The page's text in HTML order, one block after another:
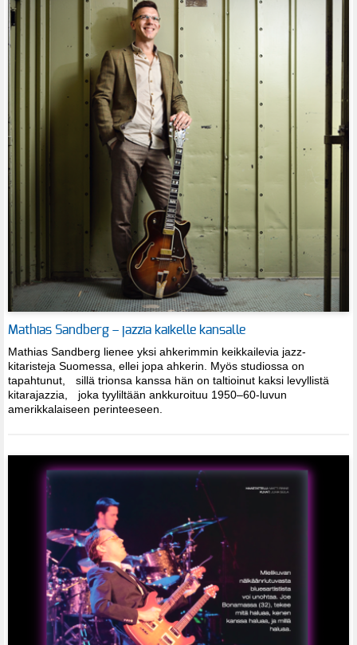
Mathias Sandberg – jazzia kaikelle kansalle
Mathias Sandberg lienee yksi ahkerimmin keikkailevia jazz-
kitaristeja Suomessa, ellei jopa ahkerin. Myös studiossa on
tapahtunut, sillä trionsa kanssa hän on taltioinut kaksi levyllistä
kitarajazzia, joka tyyliltään ankkuroituu 1950–60-luvun
amerikkalaiseen perinteeseen.